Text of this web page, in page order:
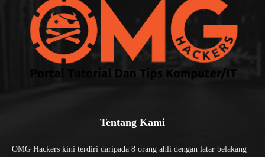
Tentang Kami
OMG Hackers kini terdiri daripada 8 orang ahli dengan latar belakang